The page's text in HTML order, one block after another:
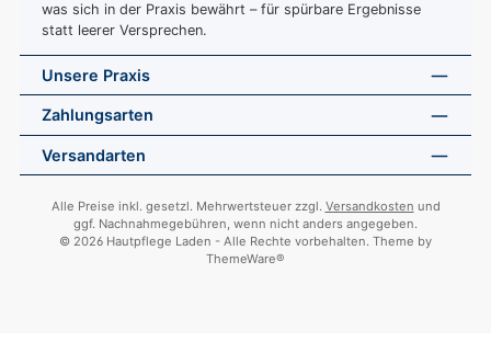
was sich in der Praxis bewährt – für spürbare Ergebnisse
statt leerer Versprechen.
Unsere Praxis
Zahlungsarten
Versandarten
Alle Preise inkl. gesetzl. Mehrwertsteuer zzgl. Versandkosten und
ggf. Nachnahmegebühren, wenn nicht anders angegeben.
© 2026 Hautpflege Laden - Alle Rechte vorbehalten. Theme by
ThemeWare®